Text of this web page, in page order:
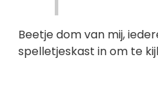
Beetje dom van mij,
spelletjeskast in om te